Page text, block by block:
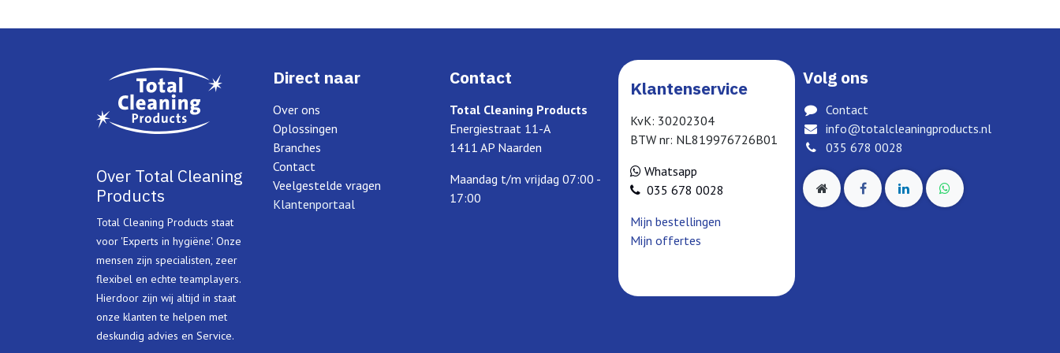
Over Total Cleaning
Products
Total Cleaning Products staat
voor 'Experts in hygiëne'. Onze
mensen zijn specialisten, zeer
flexibel en echte teamplayers.
Hierdoor zijn wij altijd in staat
onze klanten te helpen met
deskundig advies en Service.
Direct naar
Over ons
Oplossingen
Branches
Contact
Veelgestelde vragen
Klantenportaal
Contact
Total Cleaning Products
Energiestraat 11-A
1411 AP Naarden
Maandag t/m vrijdag 07:00 -
17:00
Klantenservice
KvK: 30202304
BTW nr: NL819976726B01
Whatsapp
035 678 0028
Mijn bestellingen
Mijn offertes
Volg ons
Contact
info@totalcleaningproducts.nl
035 678 0028